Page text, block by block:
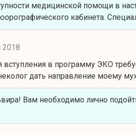
медицинской помощи в
кабинета.
2018
в программу ЭКО
дать направление моему
Вам необходимо лично